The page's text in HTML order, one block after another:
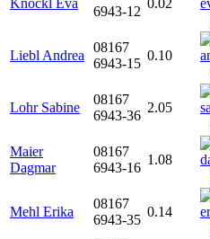
Knöckl Eva
6943-12
0.02
Liebl Andrea
08167
6943-15
0.10
Lohr Sabine
08167
6943-36
2.05
Maier
Dagmar
08167
6943-16
1.08
Mehl Erika
08167
6943-35
0.14